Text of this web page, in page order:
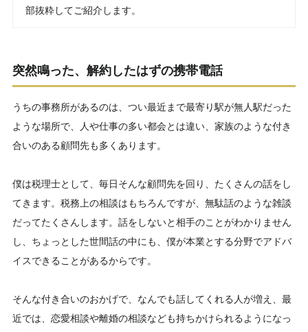
部抜粋してご紹介します。
突然鳴った、解約したはずの携帯電話
うちの事務所があるのは、つい最近まで最寄り駅が無人駅だった
ような場所で、人や仕事の多い都会とは違い、家族のような付き
合いのある顧問先も多くあります。
僕は税理士として、毎日そんな顧問先を回り、たくさんの話をし
てきます。税務上の相談はもちろんですが、無駄話のような雑談
だってたくさんします。話をしないと相手のことがわかりません
し、ちょっとした世間話の中にも、僕が本業とする分野でアドバ
イスできることがあるからです。
そんな付き合いのおかげで、なんでも話してくれる人が増え、最
近では、恋愛相談や離婚の相談なども持ちかけられるようになっ